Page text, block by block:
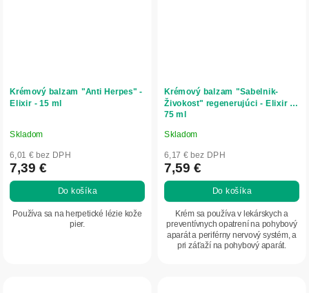
Krémový balzam "Anti Herpes" -
Elixir - 15 ml
Priemerné
hodnotenie
produktu
je
z
Skladom
6,01 € bez DPH
7,39 €
Do košíka
Používa sa na herpetické lézie kože
pier.
Krémový balzam "Sabelnik-
Živokost" regenerujúci - Elixir -
75 ml
Priemerné
hodnotenie
produktu
je
5
hviezdičiek.
Skladom
6,17 € bez DPH
7,59 €
Do košíka
Krém sa používa v lekárskych a
preventívnych opatrení na pohybový
aparát a periférny nervový systém, a
pri záťaží na pohybový aparát.